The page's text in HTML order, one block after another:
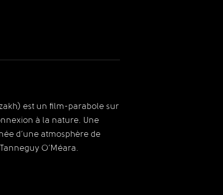
est un film-parabole sur
à la nature. Une
d’une atmosphère de
O’Méara.